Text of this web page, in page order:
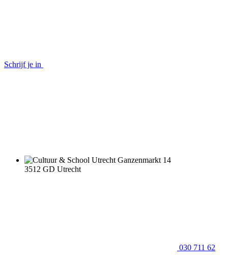
Schrijf je in
Ganzenmarkt 14
3512 GD Utrecht
030 711 62